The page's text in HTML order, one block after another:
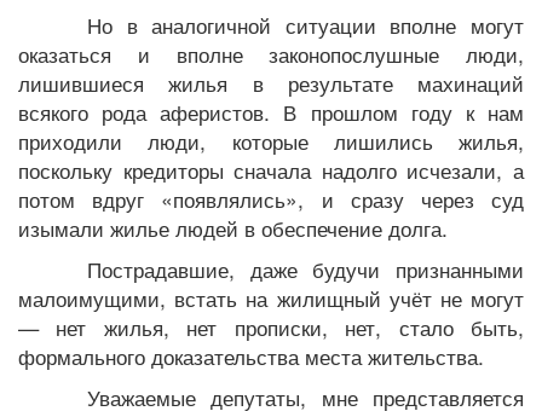
Но в аналогичной ситуации вполне могут
оказаться и вполне законопослушные люди,
лишившиеся жилья в результате махинаций
всякого рода аферистов. В прошлом году к нам
приходили люди, которые лишились жилья,
поскольку кредиторы сначала надолго исчезали, а
потом вдруг «появлялись», и сразу через суд
изымали жилье людей в обеспечение долга.
Пострадавшие, даже будучи признанными
малоимущими, встать на жилищный учёт не могут
— нет жилья, нет прописки, нет, стало быть,
формального доказательства места жительства.
Уважаемые депутаты, мне представляется